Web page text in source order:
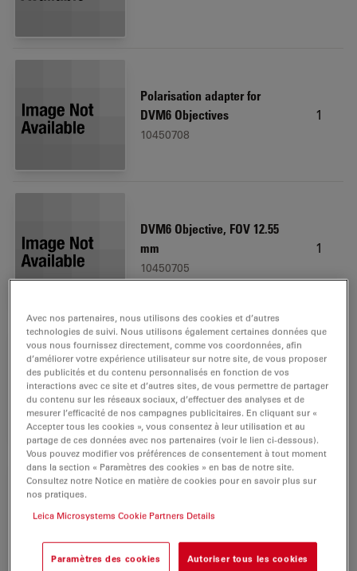
Polarisation adapter for
DVM6 Objectives
10450708
1
DVM6 Objective, FOV 12.55
mm
10450705
1
Dust cover (40 x 35 x 75 cm),
antistatic
10450287
1
DVM6
Avec nos partenaires, nous utilisons des cookies et d’autres
technologies de suivi. Nous utilisons également certaines données que
vous nous fournissez directement, comme vos coordonnées, afin
d’améliorer votre expérience utilisateur sur notre site, de vous proposer
des publicités et du contenu personnalisés en fonction de vos
interactions avec ce site et d’autres sites, de vous permettre de partager
du contenu sur les réseaux sociaux, d’effectuer des analyses et de
mesurer l’efficacité de nos campagnes publicitaires. En cliquant sur «
Accepter tous les cookies », vous consentez à leur utilisation et au
partage de ces données avec nos partenaires (voir le lien ci-dessous).
Vous pouvez modifier vos préférences de consentement à tout moment
dans la section « Paramètres des cookies » en bas de notre site.
Consultez notre Notice en matière de cookies pour en savoir plus sur
nos pratiques.
Leica Microsystems Cookie Partners Details
Paramètres des cookies Autoriser tous les cookies